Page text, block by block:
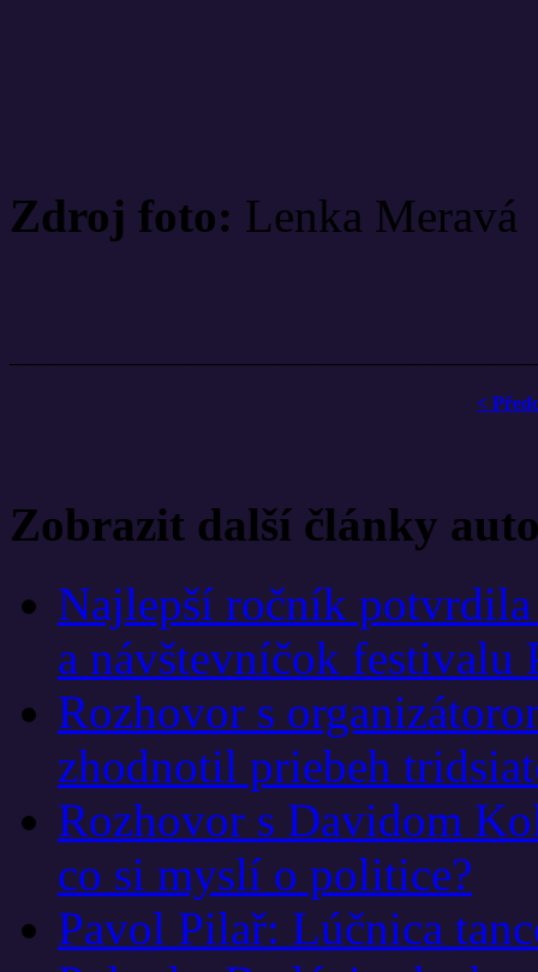
Zdroj foto: Lenka Meravá
<
Zobrazit další články
Najlepší ročník
a návštevníčok festivalu
Rozhovor s
zhodnotil priebeh
Rozhovor s Davidom
co si myslí o politice?
Pavol Pilař: Lúčnica